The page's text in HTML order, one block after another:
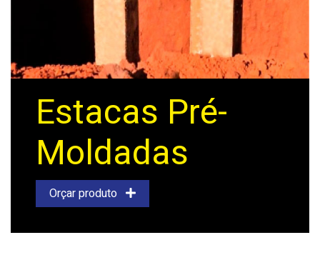
Estacas Pré-
Moldadas
Orçar produto